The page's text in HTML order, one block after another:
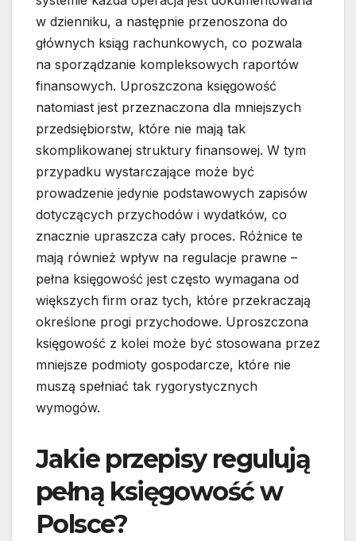
w dzienniku, a następnie przenoszona do
głównych ksiąg rachunkowych, co pozwala
na sporządzanie kompleksowych raportów
finansowych. Uproszczona księgowość
natomiast jest przeznaczona dla mniejszych
przedsiębiorstw, które nie mają tak
skomplikowanej struktury finansowej. W tym
przypadku wystarczające może być
prowadzenie jedynie podstawowych zapisów
dotyczących przychodów i wydatków, co
znacznie upraszcza cały proces. Różnice te
mają również wpływ na regulacje prawne –
pełna księgowość jest często wymagana od
większych firm oraz tych, które przekraczają
określone progi przychodowe. Uproszczona
księgowość z kolei może być stosowana przez
mniejsze podmioty gospodarcze, które nie
muszą spełniać tak rygorystycznych
wymogów.
Jakie przepisy regulują
pełną księgowość w
Polsce?